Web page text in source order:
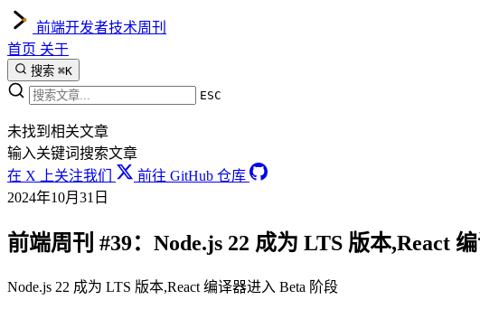
前端开发者技术周刊
首页 关于
搜索 ⌘K
ESC
未找到相关文章
输入关键词搜索文章
在 X 上关注我们
前往 GitHub 仓库
2024年10月31日
前端周刊 #39：Node.js 22 成为 LTS 版本,React
Node.js 22 成为 LTS 版本,React 编译器进入 Beta 阶段